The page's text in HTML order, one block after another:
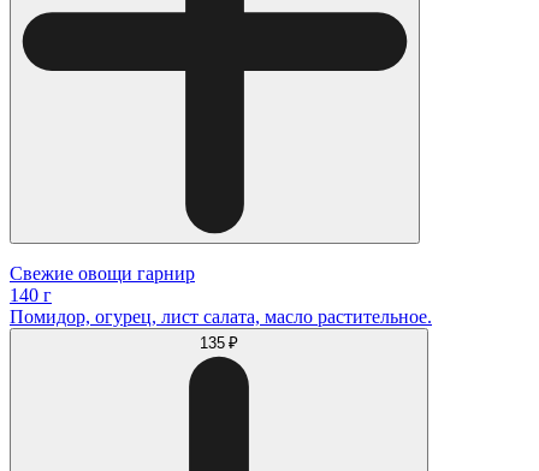
Свежие овощи гарнир
140 г
Помидор, огурец, лист салата, масло растительное.
135 ₽